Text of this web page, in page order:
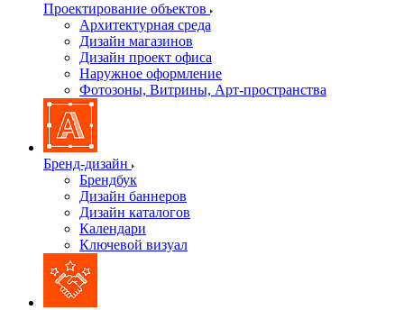
Проектирование объектов
Архитектурная среда
Дизайн магазинов
Дизайн проект офиса
Наружное оформление
Фотозоны, Витрины, Арт-пространства
Бренд-дизайн
Брендбук
Дизайн баннеров
Дизайн каталогов
Календари
Ключевой визуал